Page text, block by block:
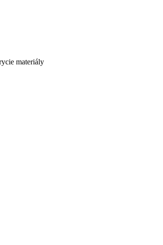
materiály